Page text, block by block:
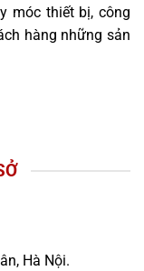
móc thiết bị, công
hàng những sản
Hà Nội.